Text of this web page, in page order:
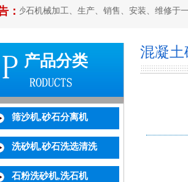
：
械加工、生产、销售、安装、维修于一体，是
产品分类
筛沙机,砂石分离机
洗砂机,砂石洗选清洗
石粉洗砂机,洗石机
混凝土